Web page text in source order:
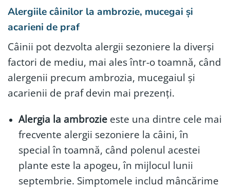
Alergiilecâinilor la ambrozie, mucegai și
acarieni de praf
Câinii pot dezvolta alergii sezoniere la diverși
factori de mediu, mai ales într-o toamnă, când
alergenii precum ambrozia, mucegaiul și
acarienii de praf devin mai prezenți.
Alergia la ambrozieeste una dintre cele mai
frecvente alergii sezoniere la câini, în
special în toamnă, când polenul acestei
plante este la apogeu, în mijlocul lunii
septembrie. Simptomele includ mâncărime